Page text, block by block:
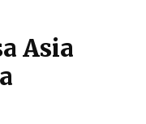
Asia